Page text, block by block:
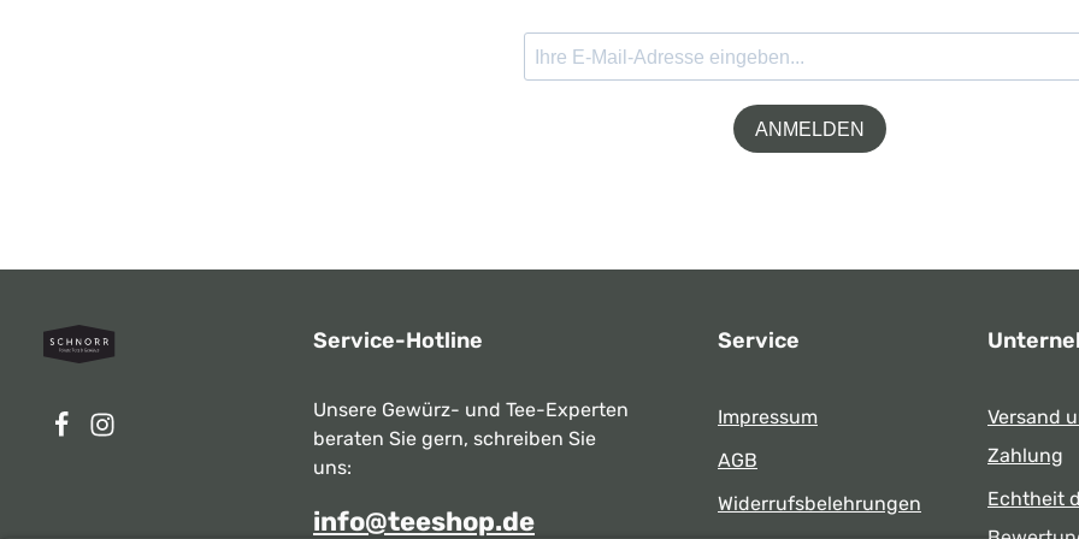
ANMELDEN
Service-Hotline
Unsere Gewürz- und Tee-Experten
beraten Sie gern, schreiben Sie
uns:
info@teeshop.de
Service
Impressum
AGB
Widerrufsbelehrungen
Versand
Zahlung
Echtheit